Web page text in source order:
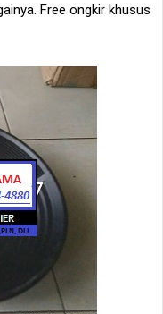
Free ongkir khusus